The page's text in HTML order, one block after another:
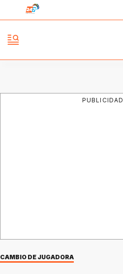
PUBLICIDAD
CAMBIO DE JUGADORA